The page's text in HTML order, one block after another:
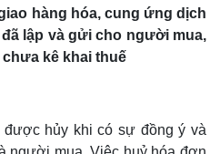
hàng hóa, cung ứng dịch
lập và gửi cho người mua,
kê khai thuế
hủy khi có sự đồng ý và